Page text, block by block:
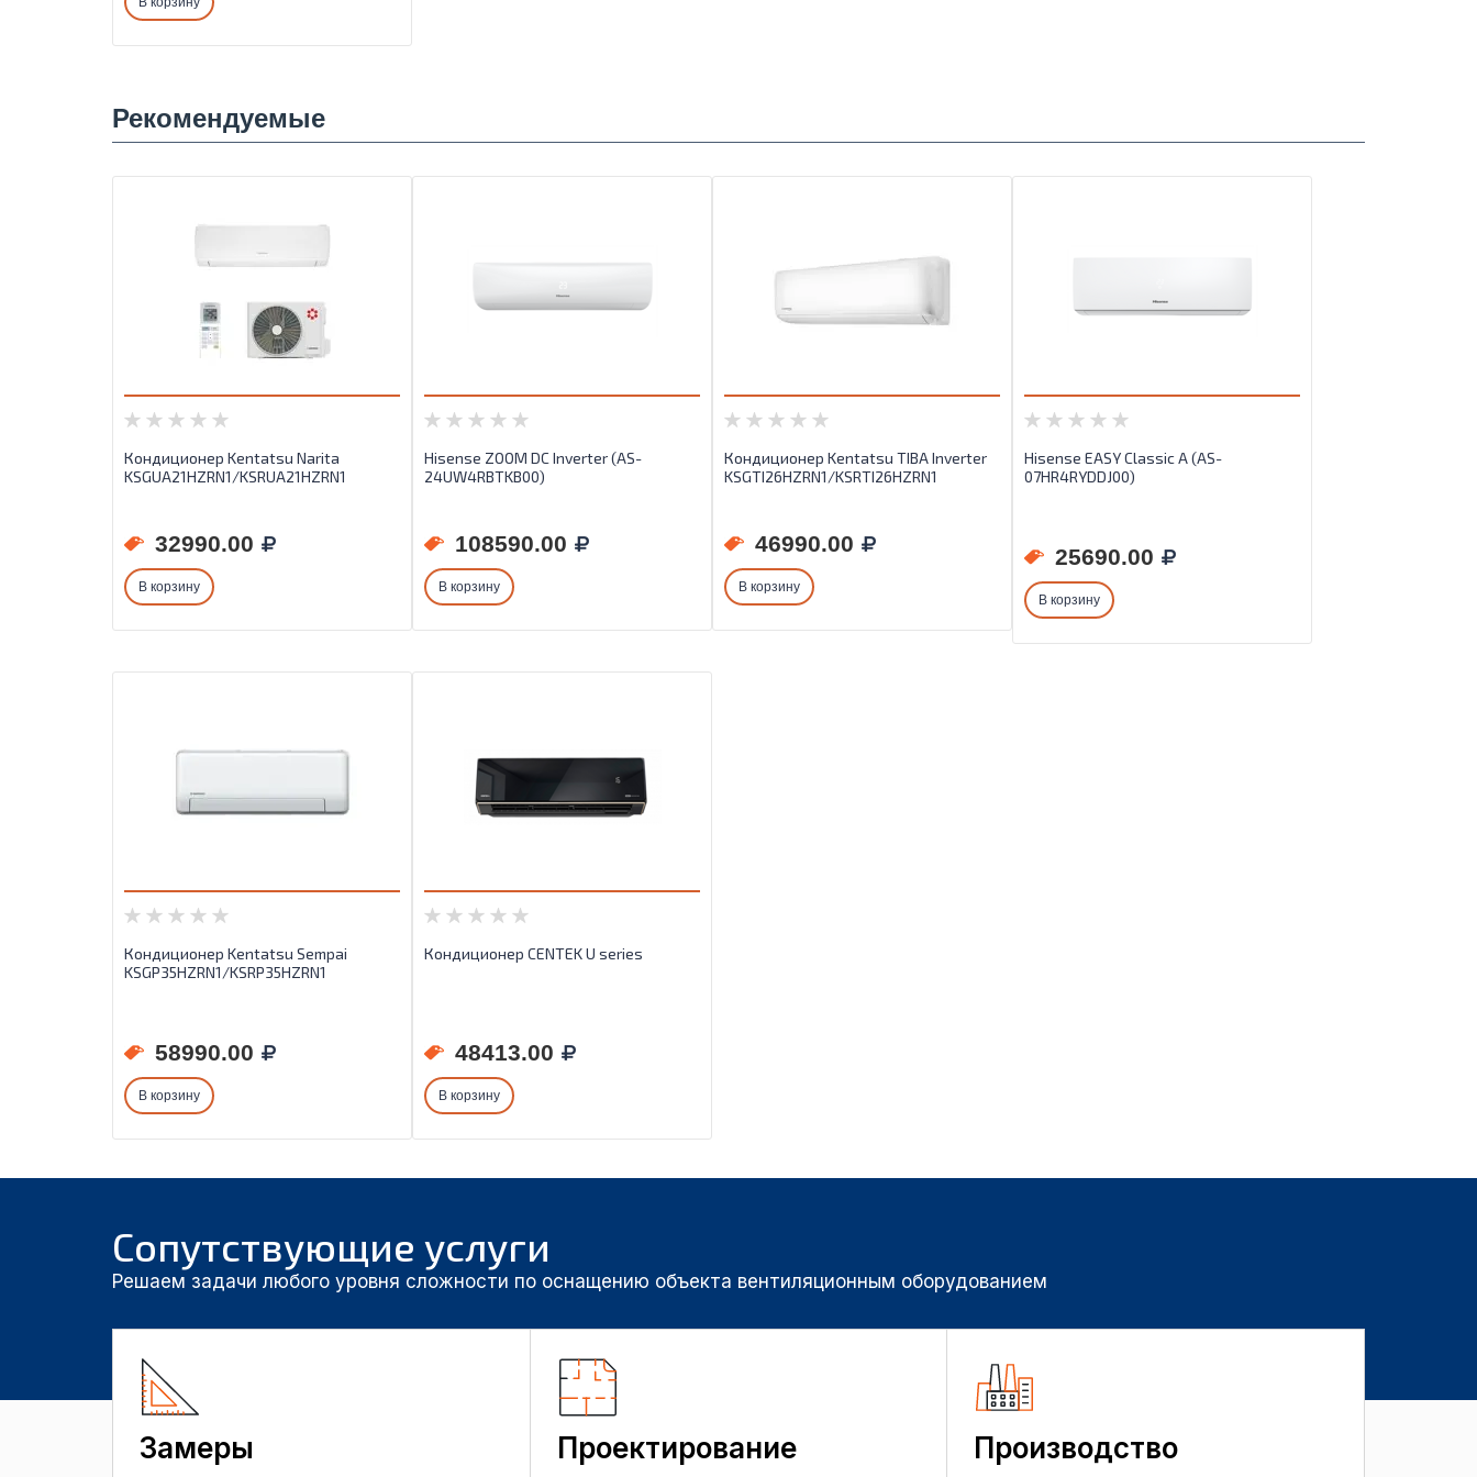
Рекомендуемые
Кондиционер Kentatsu Narita
KSGUA21HZRN1/KSRUA21HZRN1
32990.00
В корзину
Hisense ZOOM DC Inverter (AS-
24UW4RBTKB00)
108590.00
В корзину
Кондиционер Kentatsu TIBA Inverter
KSGTI26HZRN1/KSRTI26HZRN1
46990.00
В корзину
Hisense EASY Classic A (AS-
07HR4RYDDJ00)
25690.00
В корзину
Кондиционер Kentatsu Sempai
KSGP35HZRN1/KSRP35HZRN1
58990.00
В корзину
Кондиционер CENTEK U series
48413.00
В корзину
Сопутствующие услуги
Решаем задачи любого уровня сложности по оснащению объекта вентиляционным оборудованием
Замеры Проектирование Производство